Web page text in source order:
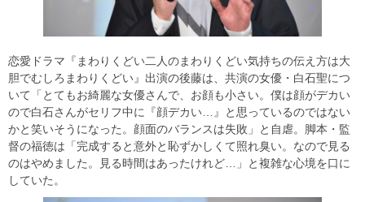
恋愛ドラマ『まわりくどい二人のまわりくどい気持ちの伝え方は大
胆でむしろまわりくどい』出演の後藤は、共演の女優・白石聖につ
いて「とてもお綺麗な女優さんで、お顔も小さい。僕は顔がデカい
ので白石さんがセリフ中に『顔デカい…』と思っているのではない
かと笑いそうになった。顔面のバランスは失敗」と自虐。脚本・監
督の福徳は「完成すると意外と恥ずかしくて照れ臭い。なので見る
のはやめました。見る時間はあったけれど…」と複雑な心境を口に
していた。